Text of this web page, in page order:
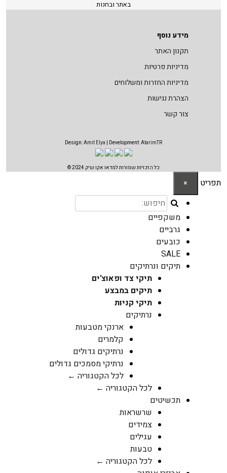
באתר ובחנות
מידע נוסף
תקנון האתר
מדיניות פרטיות
מדיניות החזרות ומשלוחים
הצהרת נגישות
צור קשר
Design:Amit Elya | Development:AtarimTR
כל הזכויות שמורות למדאו אקו שיק 2024 ©
תפריט ×
משקפיים
גרביים
כובעים
SALE
תיקים ונרתיקים
תיקי צד ופאוצ'ים
תיקים במבצע
תיקי קניות
נרתיקים
ארנקי מטבעות
קלמרים
נרתיקים גדולים
נרתיקי מסמכים גדולים
לכל הקטגוריה ←
לכל הקטגוריה ←
תכשיטים
שרשראות
צמידים
עגילים
טבעות
לכל הקטגוריה ←